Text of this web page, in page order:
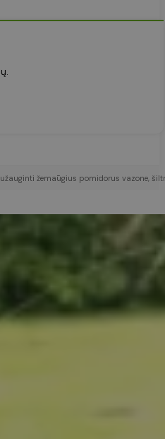
žemaūgius pomidorus vazone,